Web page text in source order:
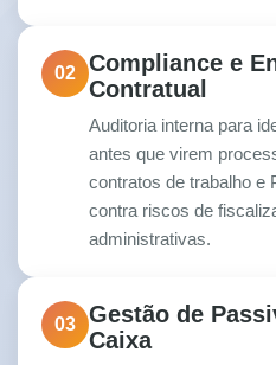
02
Compliance e
Contratual
Auditoria interna para
antes que virem
contratos de trabalho e
contra riscos de
administrativas.
03
Gestão de
Caixa